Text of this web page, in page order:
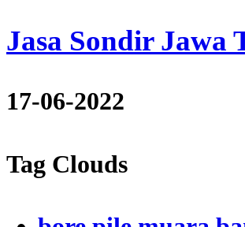
Jasa Sondir Jawa
17-06-2022
Tag Clouds